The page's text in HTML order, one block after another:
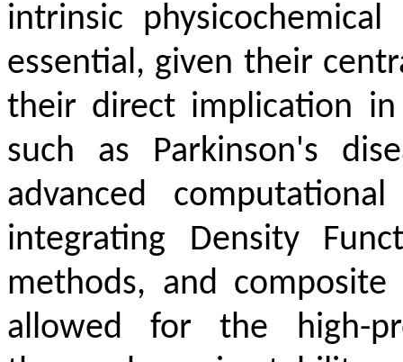
intrinsic
essential, given their
their direct implication in
such as Parkinson's
advanced
integrating Density
methods, and
allowed for the high-